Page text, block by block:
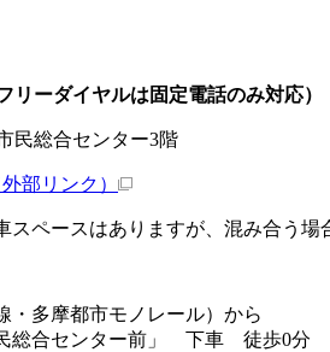
ダイヤルは固定電話のみ対応）
民総合センター3階
外部リンク）
スペースはありますが、混み合う場
・多摩都市モノレール）から
総合センター前」 下車 徒歩0分